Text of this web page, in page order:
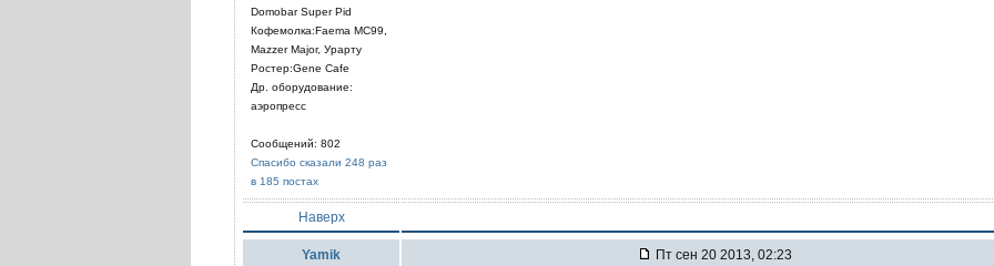
Domobar Super Pid
Кофемолка:Faema MC99,
Mazzer Major, Урарту
Ростер:Gene Cafe
Др. оборудование:
аэропресс
Сообщений: 802
Спасибо сказали 248 раз
в 185 постах
Наверх
Yamik Пт сен 20 2013, 02:23